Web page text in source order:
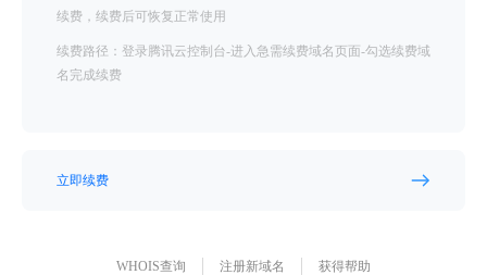
续费，续费后可恢复正常使用
续费路径：登录腾讯云控制台-进入急需续费域名页面-勾选续费域
名完成续费
立即续费
WHOIS查询 注册新域名 获得帮助